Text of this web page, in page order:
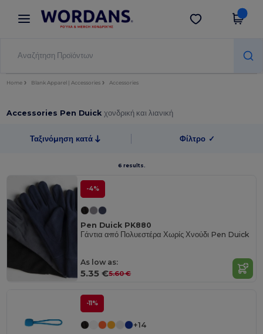
× Εφαρμογή Wordans
Καλύτερες τιμές στην εφαρμογή!
Λήψη app
Home Blank Apparel | Accessories Accessories
Accessories Pen Duickχονδρική και λιανική
Ταξινόμηση κατά Φίλτρο ✓
6 results.
-4%
Pen Duick PK880
Γάντια από Πολυεστέρα Χωρίς Χνούδι Pen Duick
As low as:
5.35 €5.60 €
-11%
+14